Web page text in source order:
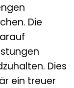
Die
Dies
ein treuer